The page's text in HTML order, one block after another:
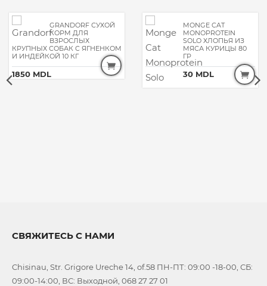
GRANDORF СУХОЙ
КОРМ ДЛЯ
ВЗРОСЛЫХ
КРУПНЫХ СОБАК C ЯГНЕНКОМ
И ИНДЕЙКОЙ 10 КГ
1850 MDL
MONGE CAT
MONOPROTEIN
SOLO ХЛОПЬЯ ИЗ
МЯСА КУРИЦЫ 80
ГР
30 MDL
СВЯЖИТЕСЬ С НАМИ
Chisinau, Str. Grigore Ureche 14, of.58 ПН-ПТ: 09:00 -18-00, СБ:
09:00-14:00, ВС: Выходной, 068 27 27 01